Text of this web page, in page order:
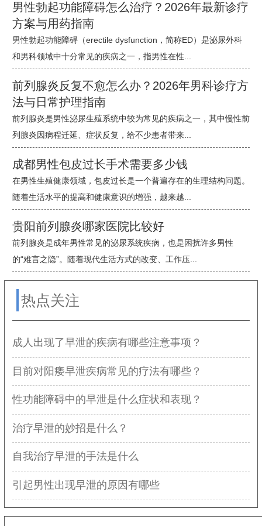
男性勃起功能障碍怎么治疗？2026年最新诊疗
方案与用药指南
男性勃起功能障碍（erectile dysfunction，简称ED）是泌尿外科
和男科领域中十分常见的疾病之一，指男性在性...
前列腺炎反复不愈怎么办？2026年男科诊疗方
法与日常护理指南
前列腺炎是男性泌尿生殖系统中较为常见的疾病之一，其中慢性前
列腺炎因病程迁延、症状反复，给不少患者带来...
成都男性包皮过长手术需要多少钱
在男性生殖健康领域，包皮过长是一个普遍存在的生理结构问题。
随着生活水平的提高和健康意识的增强，越来越...
贵阳前列腺炎哪家医院比较好
前列腺炎是成年男性常见的泌尿系统疾病，也是困扰许多男性
的“难言之隐”。随着现代生活方式的改变、工作压...
热点关注
成人出现了早泄的疾病有哪些注意事项？
目前对阳痿早泄疾病常见的疗法有哪些？
性功能障碍中的早泄是什么症状和表现？
治疗早泄的妙招是什么？
自我治疗早泄的手法是什么
引起男性出现早泄的原因有哪些